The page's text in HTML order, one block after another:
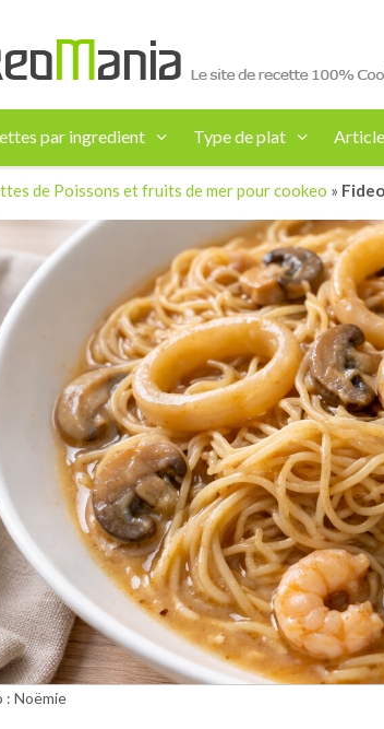
par ingredient Type de plat
de Poissons et fruits de mer pour cookeo »
Noëmie